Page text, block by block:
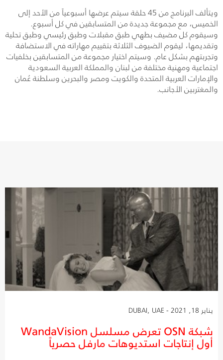
ويتألف البرنامج من 45 حلقة سيتم عرضها أسبوعياً من الأحد إلى
الخميس، مع مجموعة جديدة من المتسابقين في كل أسبوع.
وسيقوم كل مضيف بطهي طبق مقبلات وطبق رئيسي وطبق تحلية
وتقديمها، ليقوم الضيوف الثلاثة بتقييم مهاراته في الاستضافة
وتجربتهم بشكل عام. وسيتم اختيار مجموعة من المتسابقين بخلفيات
اجتماعية ومهنية مختلفة من لبنان والمملكة العربية السعودية
والإمارات العربية المتحدة والكويت ومصر والبحرين وسلطنة عُمان
والمغتربين الأجانب.
يناير 18, 2021 - DUBAI, UAE
شبكة OSN تعرض مسلسل WandaVision
أول إنتاجات استديوهات مارفل حصرياً